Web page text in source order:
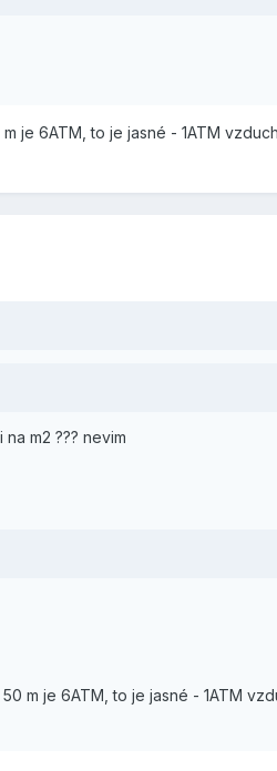
je 6ATM, to je jasné - 1ATM
m2 ??? nevim
m je 6ATM, to je jasné - 1ATM